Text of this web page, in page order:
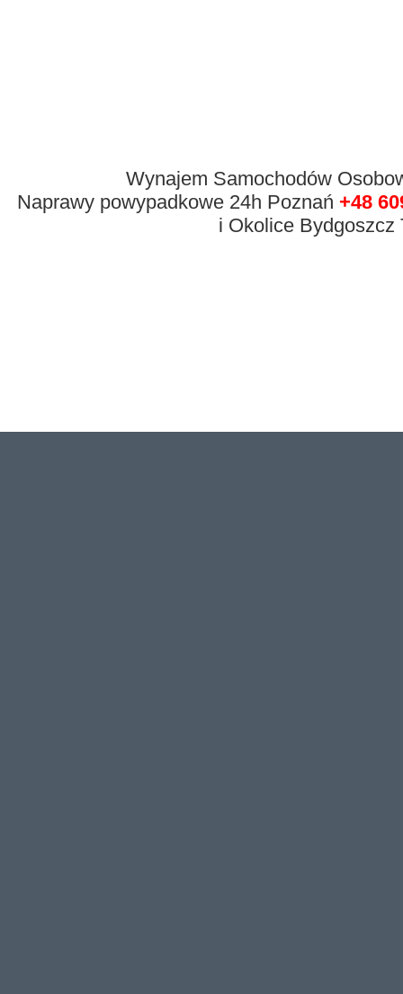
Wynajem Samochodów
Naprawy powypadkowe 24h Poznań +48
i Okolice Bydgoszcz